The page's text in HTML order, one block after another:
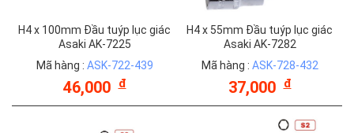
H4 x 100mm Đầu tuýp lục giác
Asaki AK-7225
Mã hàng : ASK-722-439
46,000 đ
H4 x 55mm Đầu tuýp lục giác
Asaki AK-7282
Mã hàng : ASK-728-432
37,000 đ